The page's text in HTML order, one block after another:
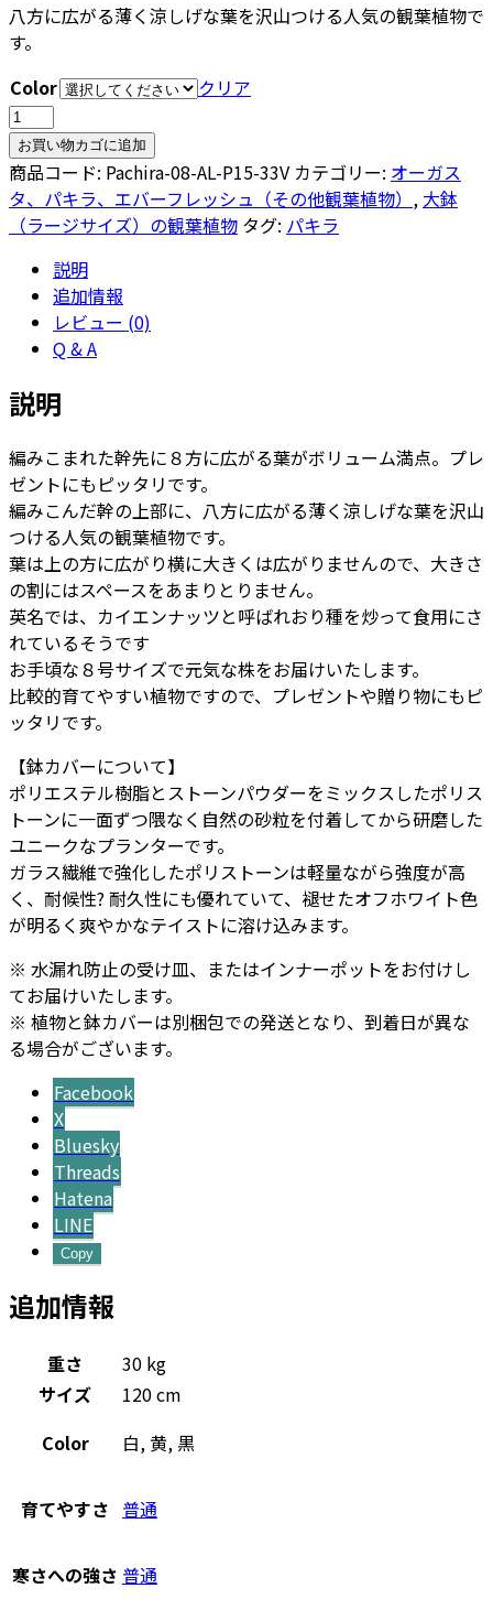
八方に広がる薄く涼しげな葉を沢山つける人気の観葉植物で
す。
Color
クリア
パ
キ
ラ
8
号
ク
33
-
カ
ラ
ー
個
お買い物カゴに追加
商品コード: Pachira-08-AL-P15-33V カテゴリー: オーガス
タ、パキラ、エバーフレッシュ（その他観葉植物） , 大鉢
（ラージサイズ）の観葉植物 タグ: パキラ
説明
追加情報
レビュー (0)
Q & A
説明
編みこまれた幹先に８方に広がる葉がボリューム満点。プレ
ゼントにもピッタリです。
編みこんだ幹の上部に、八方に広がる薄く涼しげな葉を沢山
つける人気の観葉植物です。
葉は上の方に広がり横に大きくは広がりませんので、大きさ
の割にはスペースをあまりとりません。
英名では、カイエンナッツと呼ばれおり種を炒って食用にさ
れているそうです
お手頃な８号サイズで元気な株をお届けいたします。
比較的育てやすい植物ですので、プレゼントや贈り物にもピ
ッタリです。
【鉢カバーについて】
ポリエステル樹脂とストーンパウダーをミックスしたポリス
トーンに一面ずつ隈なく自然の砂粒を付着してから研磨した
ユニークなプランターです。
ガラス繊維で強化したポリストーンは軽量ながら強度が高
く、耐候性? 耐久性にも優れていて、褪せたオフホワイト色
が明るく爽やかなテイストに溶け込みます。
※ 水漏れ防止の受け皿、またはインナーポットをお付けし
てお届けいたします。
※ 植物と鉢カバーは別梱包での発送となり、到着日が異な
る場合がございます。
Facebook
X
Bluesky
Threads
Hatena
LINE
Copy
追加情報
重さ
30 kg
サイズ
120 cm
Color
白, 黄, 黒
育てやすさ 普通
寒さへの強さ 普通